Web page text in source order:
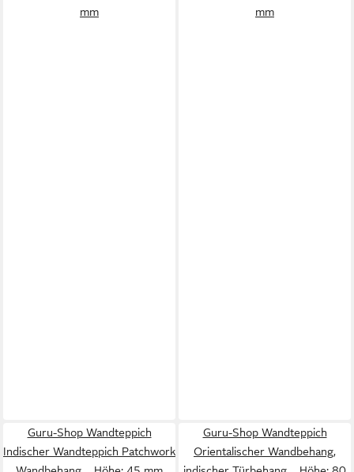
mm
mm
Guru-Shop Wandteppich
Indischer Wandteppich Patchwork
Guru-Shop Wandteppich
Orientalischer Wandbehang,